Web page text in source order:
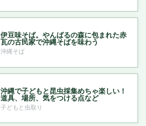
伊豆味そば。やんばるの森に包まれた赤
瓦の古民家で沖縄そばを味わう
沖縄そば
沖縄で子どもと昆虫採集めちゃ楽しい！
道具、場所、気をつける点など
子どもと虫取り